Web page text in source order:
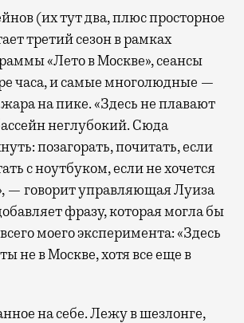
(их тут два, плюс просторное
третий сезон в рамках
«Лето в Москве», сеансы
часа, и самые многолюдные —
на пике. «Здесь не плавают
неглубокий. Сюда
позагорать, почитать, если
с ноутбуком, если не хочется
— говорит управляющая Луиза
фразу, которая могла бы
моего эксперимента: «Здесь
не в Москве, хотя все еще в
на себе. Лежу в шезлонге,